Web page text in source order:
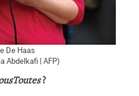
De Haas
Abdelkafi | AFP)
?